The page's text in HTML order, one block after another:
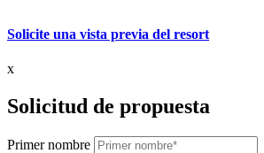
Solicite una vista previa del resort
x
Solicitud de propuesta
Primer nombre